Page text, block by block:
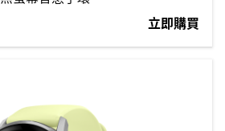
立即購買